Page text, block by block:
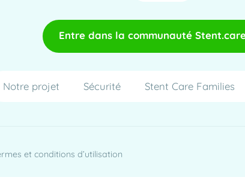
Entre dans la communauté
Notre projet Sécurité Stent Care Families
et conditions d’utilisation